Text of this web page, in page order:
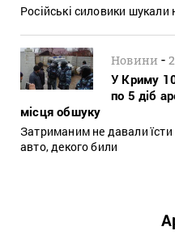
Російські силовики шукали
Новини -
У Криму
по 5 діб
місця обшуку
Затриманим не давали
авто, декого били